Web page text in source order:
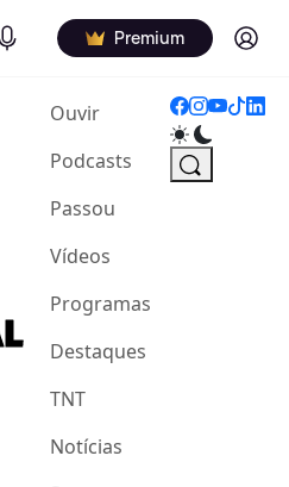
Podcasts Premium Log in
Ouvir(current)
Podcasts
Passou
Vídeos
Programas
Destaques
TNT
Notícias